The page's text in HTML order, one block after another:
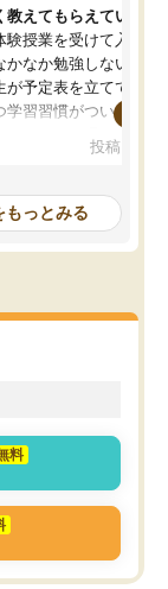
教えてもらえている
験授業を受けて入塾し
かなか勉強しない息子
が予定表を立ててくれ
学習習慣がついてきま
指導が無い日も予定表
できるのでとても助か
投稿日：
もっとみる
料